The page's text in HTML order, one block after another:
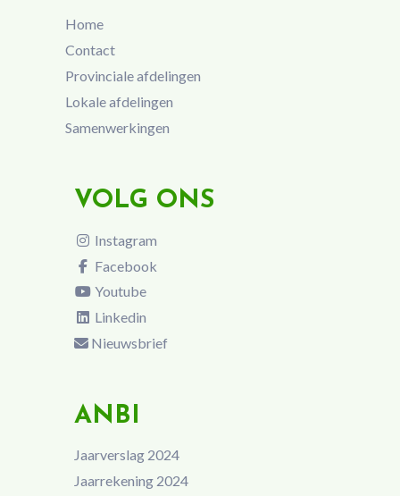
Home
Contact
Provinciale afdelingen
Lokale afdelingen
Samenwerkingen
VOLG ONS
Instagram
Facebook
Youtube
Linkedin
Nieuwsbrief
ANBI
Jaarverslag 2024
Jaarrekening 2024